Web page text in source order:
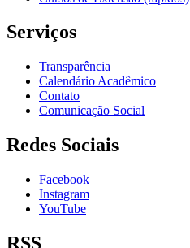
Serviços
Transparência
Calendário Acadêmico
Contato
Comunicação Social
Redes Sociais
Facebook
Instagram
YouTube
RSS